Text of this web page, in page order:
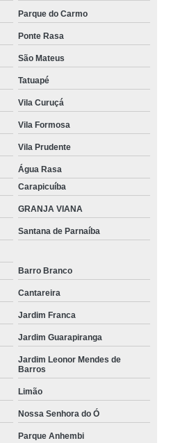
Parque do Carmo
Ponte Rasa
São Mateus
Tatuapé
Vila Curuçá
Vila Formosa
Vila Prudente
Água Rasa
Carapicuíba
GRANJA VIANA
Santana de Parnaíba
Barro Branco
Cantareira
Jardim Franca
Jardim Guarapiranga
Jardim Leonor Mendes de
Barros
Limão
Nossa Senhora do Ó
Parque Anhembi